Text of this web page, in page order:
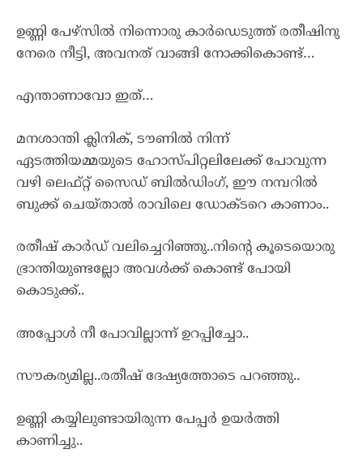
ഉണ്ണി പേഴ്സിൽ നിന്നൊരു കാർഡെടുത്ത് രതീഷിനു
നേരെ നീട്ടി, അവനത് വാങ്ങി നോക്കികൊണ്ട്…
എന്താണാവോ ഇത്…
മനശാന്തി ക്ലിനിക്, ടൗണിൽ നിന്ന്
ഏടത്തിയമ്മയുടെ ഹോസ്പിറ്റലിലേക്ക് പോവുന്ന
വഴി ലെഫ്റ്റ് സൈഡ് ബിൽഡിംഗ്‌, ഈ നമ്പറിൽ
ബുക്ക്‌ ചെയ്താൽ രാവിലെ ഡോക്ടറെ കാണാം..
രതീഷ് കാർഡ് വലിച്ചെറിഞ്ഞു..നിന്റെ കൂടെയൊരു
ഭ്രാന്തിയുണ്ടല്ലോ അവൾക്ക് കൊണ്ട് പോയി
കൊടുക്ക്..
അപ്പോൾ നീ പോവില്ലാന്ന് ഉറപ്പിച്ചോ..
സൗകര്യമില്ല..രതീഷ് ദേഷ്യത്തോടെ പറഞ്ഞു..
ഉണ്ണി കയ്യിലുണ്ടായിരുന്ന പേപ്പർ ഉയർത്തി
കാണിച്ചു..